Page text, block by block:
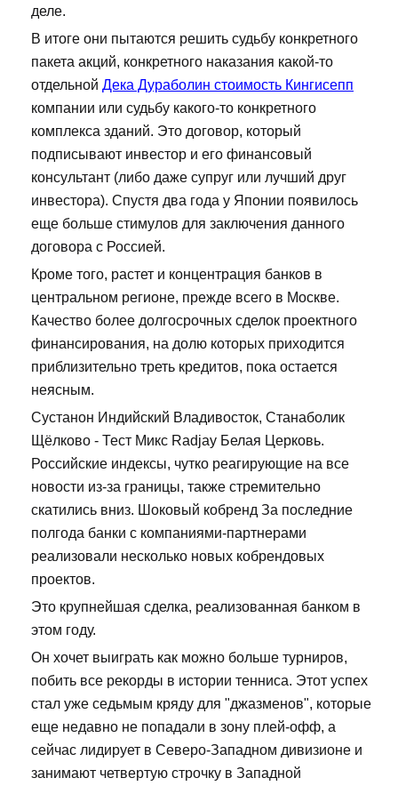
деле.
В итоге они пытаются решить судьбу конкретного
пакета акций, конкретного наказания какой-то
отдельной Дека Дураболин стоимость Кингисепп
компании или судьбу какого-то конкретного
комплекса зданий. Это договор, который
подписывают инвестор и его финансовый
консультант (либо даже супруг или лучший друг
инвестора). Спустя два года у Японии появилось
еще больше стимулов для заключения данного
договора с Россией.
Кроме того, растет и концентрация банков в
центральном регионе, прежде всего в Москве.
Качество более долгосрочных сделок проектного
финансирования, на долю которых приходится
приблизительно треть кредитов, пока остается
неясным.
Сустанон Индийский Владивосток, Станаболик
Щёлково - Тест Микс Radjay Белая Церковь.
Российские индексы, чутко реагирующие на все
новости из-за границы, также стремительно
скатились вниз. Шоковый кобренд За последние
полгода банки с компаниями-партнерами
реализовали несколько новых кобрендовых
проектов.
Это крупнейшая сделка, реализованная банком в
этом году.
Он хочет выиграть как можно больше турниров,
побить все рекорды в истории тенниса. Этот успех
стал уже седьмым кряду для "джазменов", которые
еще недавно не попадали в зону плей-офф, а
сейчас лидирует в Северо-Западном дивизионе и
занимают четвертую строчку в Западной